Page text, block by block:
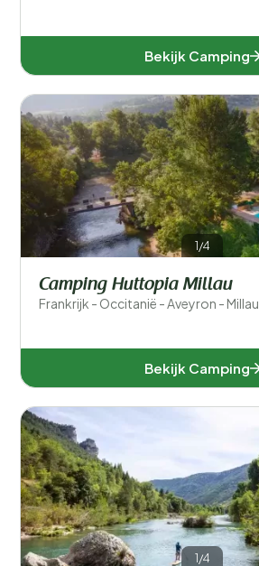
Bekijk Camping
1/4
Camping Huttopia Millau
Frankrijk - Occitanië - Aveyron - Millau
Bekijk Camping
1/4